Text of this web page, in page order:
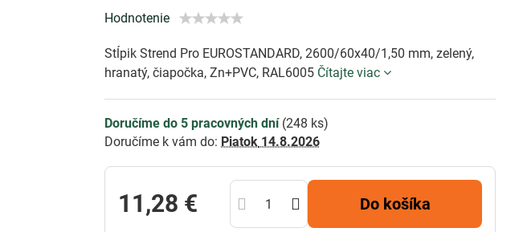
Hodnotenie
Stĺpik Strend Pro EUROSTANDARD, 2600/60x40/1,50 mm, zelený,
hranatý, čiapočka, Zn+PVC, RAL6005 Čítajte viac
Doručíme do 5 pracovných dní (248 ks)
Doručíme k vám do: Piatok 14.8.2026
11,28 € Do košíka